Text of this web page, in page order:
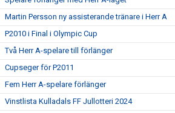
Martin Persson ny assisterande tränare i Herr A
P2010 i Final i Olympic Cup
Två Herr A-spelare till förlänger
Cupseger för P2011
Fem Herr A-spelare förlänger
Vinstlista Kulladals FF Jullotteri 2024